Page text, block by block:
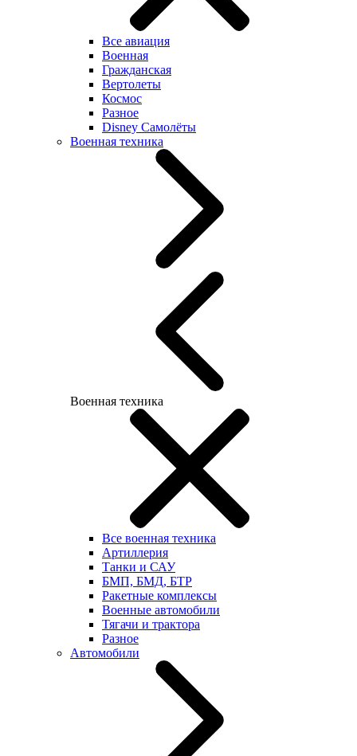
Все авиация
Военная
Гражданская
Вертолеты
Космос
Разное
Disney Самолёты
Военная техника
Военная техника
Все военная техника
Артиллерия
Танки и САУ
БМП, БМД, БТР
Ракетные комплексы
Военные автомобили
Тягачи и трактора
Разное
Автомобили